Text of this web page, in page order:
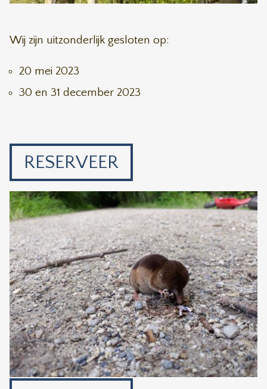
Wij zijn uitzonderlijk gesloten op:
20 mei 2023
30 en 31 december 2023
RESERVEER